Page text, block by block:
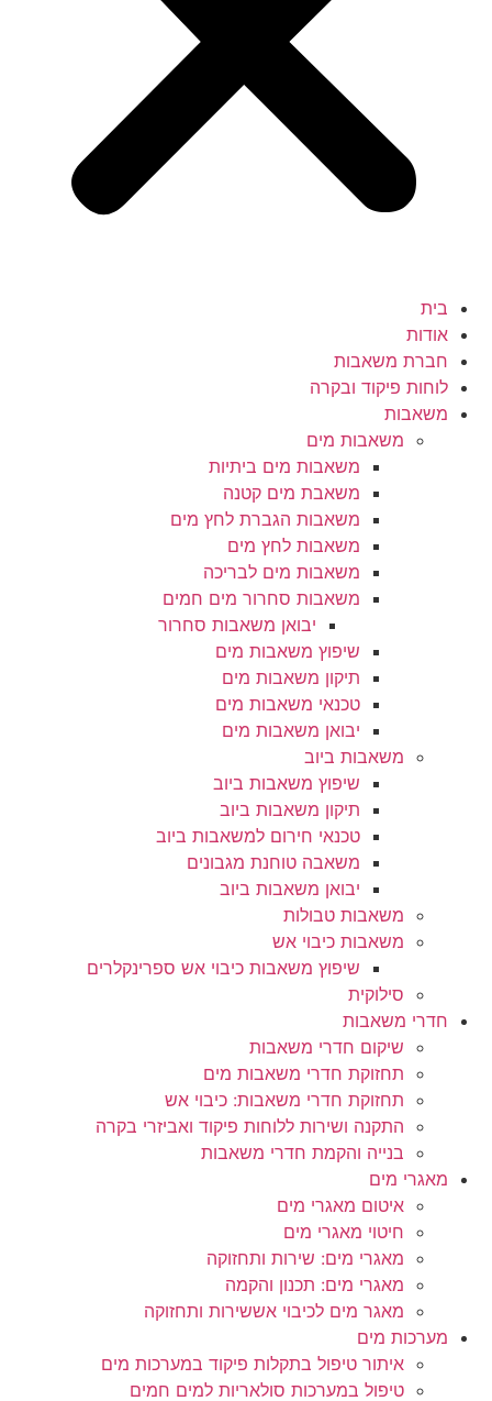
בית
אודות
חברת משאבות
לוחות פיקוד ובקרה
משאבות
משאבות מים
משאבות מים ביתיות
משאבת מים קטנה
משאבות הגברת לחץ מים
משאבות לחץ מים
משאבות מים לבריכה
משאבות סחרור מים חמים
יבואן משאבות סחרור
שיפוץ משאבות מים
תיקון משאבות מים
טכנאי משאבות מים
יבואן משאבות מים
משאבות ביוב
שיפוץ משאבות ביוב
תיקון משאבות ביוב
טכנאי חירום למשאבות ביוב
משאבה טוחנת מגבונים
יבואן משאבות ביוב
משאבות טבולות
משאבות כיבוי אש
שיפוץ משאבות כיבוי אש ספרינקלרים
סילוקית
חדרי משאבות
שיקום חדרי משאבות
תחזוקת חדרי משאבות מים
תחזוקת חדרי משאבות: כיבוי אש
התקנה ושירות ללוחות פיקוד ואביזרי בקרה
בנייה והקמת חדרי משאבות
מאגרי מים
איטום מאגרי מים
חיטוי מאגרי מים
מאגרי מים: שירות ותחזוקה
מאגרי מים: תכנון והקמה
מאגר מים לכיבוי אששירות ותחזוקה
מערכות מים
איתור טיפול בתקלות פיקוד במערכות מים
טיפול במערכות סולאריות למים חמים